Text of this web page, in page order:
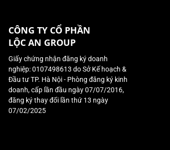
CÔNG TY CỔ PHẦN
LỘC AN GROUP
Giấy chứng nhận đăng ký doanh
nghiệp: 0107498613 do Sở Kế hoạch &
Đầu tư TP. Hà Nội - Phòng đăng ký kinh
doanh, cấp lần đầu ngày 07/07/2016,
đăng ký thay đổi lần thứ 13 ngày
07/02/2025